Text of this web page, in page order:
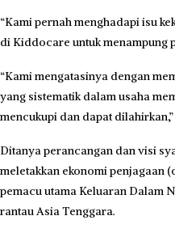
“Kami pernah menghadapi isu
di Kiddocare untuk menampung
“Kami mengatasinya dengan
yang sistematik dalam usaha
mencukupi dan dapat
Ditanya perancangan dan visi
meletakkan ekonomi penjagaan
pemacu utama Keluaran Dalam
rantau Asia Tenggara.